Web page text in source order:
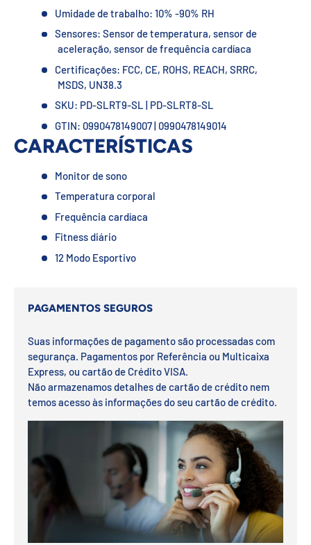
Umidade de trabalho: 10% -90% RH
Sensores: Sensor de temperatura, sensor de
aceleração, sensor de frequência cardíaca
Certificações: FCC, CE, ROHS, REACH, SRRC,
MSDS, UN38.3
SKU: PD-SLRT9-SL | PD-SLRT8-SL
GTIN: 0990478149007 | 0990478149014
CARACTERÍSTICAS
Monitor de sono
Temperatura corporal
Frequência cardíaca
Fitness diário
12 Modo Esportivo
PAGAMENTOS SEGUROS
Suas informações de pagamento são processadas com
segurança. Pagamentos por Referência ou Multicaixa
Express, ou cartão de Crédito VISA.
Não armazenamos detalhes de cartão de crédito nem
temos acesso às informações do seu cartão de crédito.